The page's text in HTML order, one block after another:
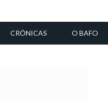
CRÓNICAS O BAFO